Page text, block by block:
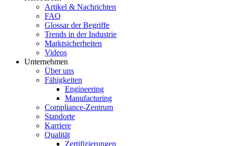
Artikel & Nachrichten
FAQ
Glossar der Begriffe
Trends in der Industrie
Marktsicherheiten
Videos
Unternehmen
Über uns
Fähigkeiten
Engineering
Manufacturing
Compliance-Zentrum
Standorte
Karriere
Qualität
Zertifizierungen